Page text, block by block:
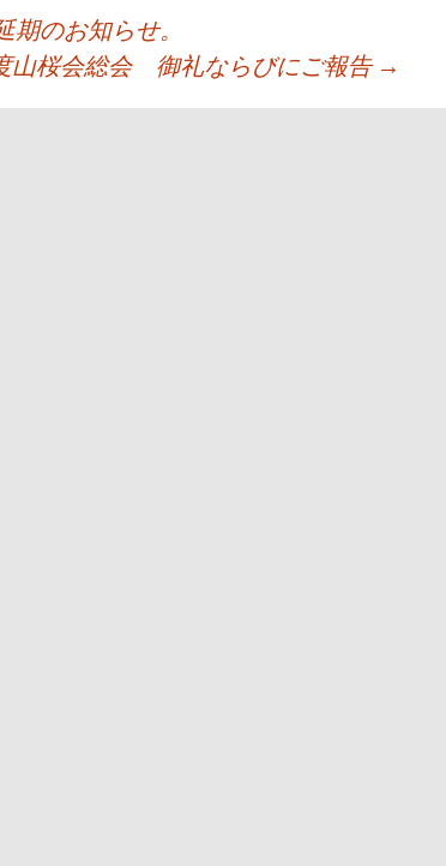
のお知らせ。
山桜会総会 御礼ならびにご報告 →